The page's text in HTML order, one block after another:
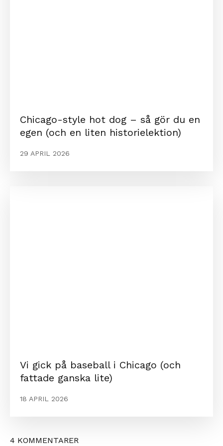
Chicago-style hot dog – så gör du en
egen (och en liten historielektion)
29 APRIL 2026
Vi gick på baseball i Chicago (och
fattade ganska lite)
18 APRIL 2026
4 KOMMENTARER